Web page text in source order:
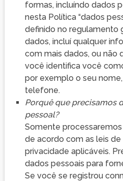
formas, incluíndo dados
nesta Política “dados
definido no regulamento
dados, incluí qualquer
com mais dados, ou não
você identifica você
por exemplo o seu
telefone.
Porquê que precisamos
pessoal?
Somente
de acordo com as leis
privacidade aplicáveis.
dados pessoais para
Se você se registrou